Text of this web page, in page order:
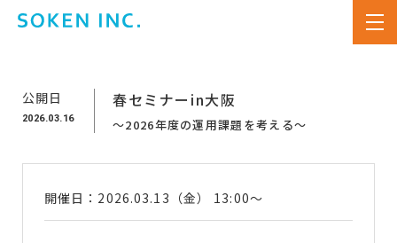
公開日
2026.03.16
春セミナーin大阪
～2026年度の運用課題を考える～
開催日：2026.03.13（金） 13:00～